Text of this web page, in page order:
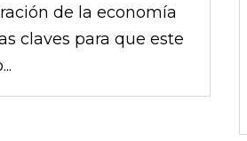
de la economía
claves para que este